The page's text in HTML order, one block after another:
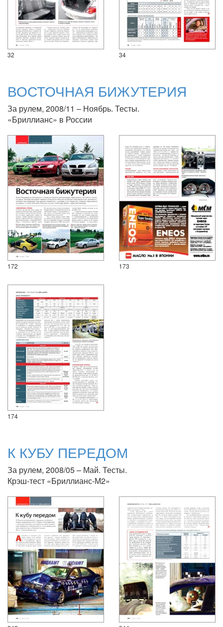
32 34
ВОСТОЧНАЯ БИЖУТЕРИЯ
За рулем, 2008/11 – Ноябрь. Тесты.
«Бриллианс» в России
172 173
174
К КУБУ ПЕРЕДОМ
За рулем, 2008/05 – Май. Тесты.
Крэш-тест «Бриллианс-М2»